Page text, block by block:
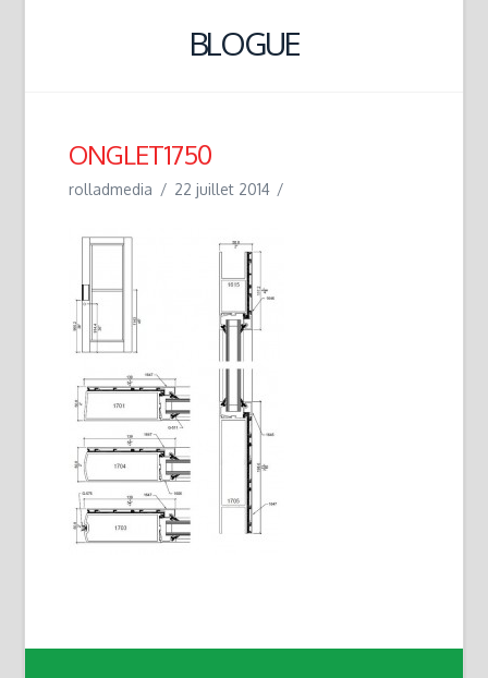
BLOGUE
ONGLET1750
rolladmedia 22 juillet 2014